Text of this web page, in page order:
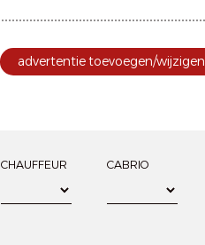
advertentie toevoegen/wijzigen
CHAUFFEUR CABRIO